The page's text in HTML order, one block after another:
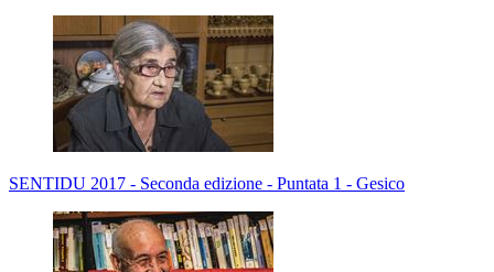
SENTIDU 2017 - Seconda edizione - Puntata 1 - Gesico